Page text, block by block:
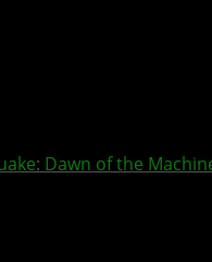
: Dawn of the